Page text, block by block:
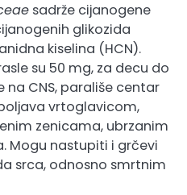
sadrže cijanogene
glikozida
kiselina (HCN).
su 50 mg, za decu do
na CNS, parališe centar
vrtoglavicom,
zenicama, ubrzanim
Mogu nastupiti i grčevi
srca, odnosno smrtnim